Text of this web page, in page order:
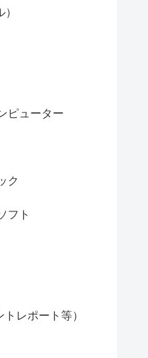
ピューター
ク
フト
レポート等）